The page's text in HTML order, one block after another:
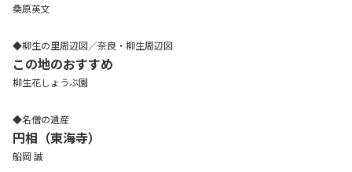
桑原英文
◆柳生の里周辺図／奈良・柳生周辺図
この地のおすすめ
柳生花しょうぶ園
◆名僧の遺産
円相（東海寺）
船岡 誠